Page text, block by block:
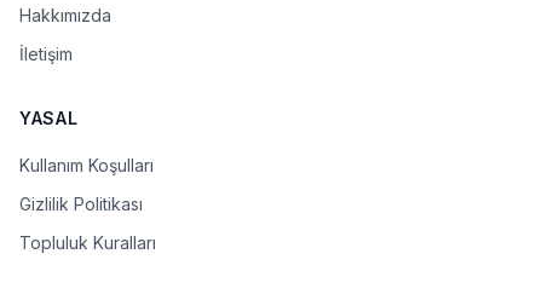
Hakkımızda
İletişim
YASAL
Kullanım Koşulları
Gizlilik Politikası
Topluluk Kuralları